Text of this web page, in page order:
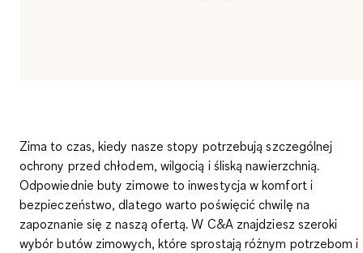
Zima to czas, kiedy nasze stopy potrzebują szczególnej
ochrony przed chłodem, wilgocią i śliską nawierzchnią.
Odpowiednie buty zimowe to inwestycja w komfort i
bezpieczeństwo, dlatego warto poświęcić chwilę na
zapoznanie się z naszą ofertą. W C&A znajdziesz szeroki
wybór butów zimowych, które sprostają różnym potrzebom i